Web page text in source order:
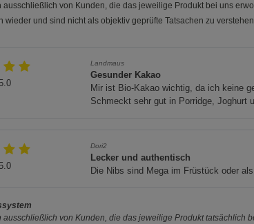
ausschließlich von Kunden, die das jeweilige Produkt bei uns
wieder und sind nicht als objektiv geprüfte Tatsachen zu
Landmaus
Gesunder Kakao
Mir ist Bio-Kakao wichtig, da ich keine
Schmeckt sehr gut in Porridge, Joghurt
Dori2
Lecker und authentisch
Die Nibs sind Mega im Früstück oder
ausschließlich von Kunden, die das jeweilige Produkt